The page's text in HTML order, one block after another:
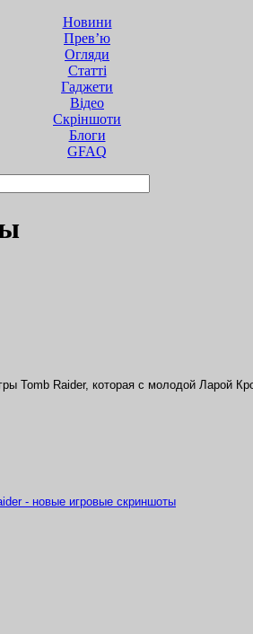
Новини
Прев’ю
Огляди
Статті
Гаджети
Відео
Cкріншоти
Блоги
GFAQ
Tomb Raider, которая с молодой Ларой